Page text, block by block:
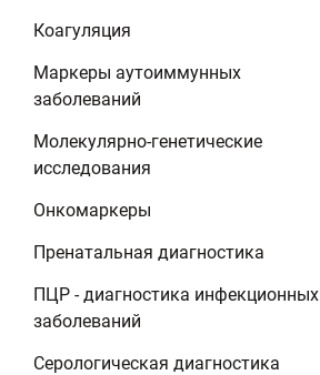
Коагуляция
Маркеры аутоиммунных
заболеваний
Молекулярно-генетические
исследования
Онкомаркеры
Пренатальная диагностика
ПЦР - диагностика инфекционных
заболеваний
Серологическая диагностика